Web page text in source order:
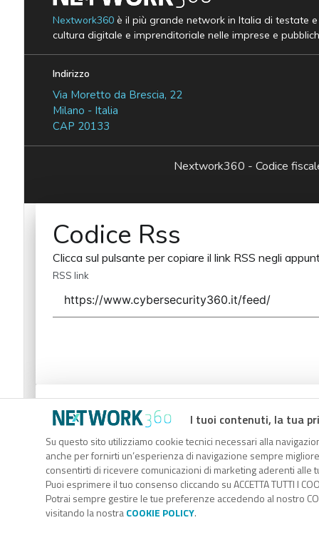
I tuoi contenuti, la tua
Su questo sito utilizziamo cookie tecnici necessari alla
anche per fornirti un’esperienza di navigazione sempre
consentirti di ricevere comunicazioni di marketing aderenti alle
Puoi esprimere il tuo consenso cliccando su ACCETTA TUTTI I
Potrai sempre gestire le tue preferenze accedendo al nostro
visitando la nostraCOOKIE POLICY.
Nextwork360è il più grande network in Italia di testate
cultura digitale e imprenditoriale nelle imprese e
Indirizzo
Via Moretto da Brescia, 22
Milano - Italia
CAP 20133
Nextwork360 - Codice
Codice Rss
Clicca sul pulsante per copiare il link RSS negli
RSS link
Codice Rss
Clicca sul pulsante per copiare il link RSS negli
RSS link